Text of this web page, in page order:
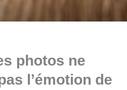
photos ne
l’émotion de